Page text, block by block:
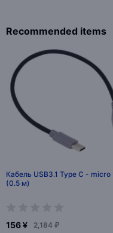
Recommended items
Кабель USB3.1 Type C - micro USB
(0.5 м)
156 ¥ 2,184 ₽